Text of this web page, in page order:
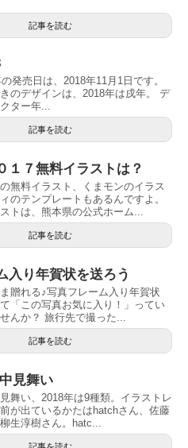
記事を読む
発売日は、2018年11月1日です。
のデザインは、2018年は戌年。 デ
ター年...
記事を読む
１７無料イラストは？
無料イラスト、くまモンのイラス
のテンプレートもあるんですよ。
トは、熊本県の公式ホーム...
記事を読む
入り年賀状を送ろう
贈れる♪写真フレーム入り年賀状
「この写真お気に入り！」ってい
んか？ 旅行先で撮った...
記事を読む
見舞い
舞い、2018年は9種類。イラストレ
が出ているかたはhatchさん、佐藤
生淳樹さん。hatc...